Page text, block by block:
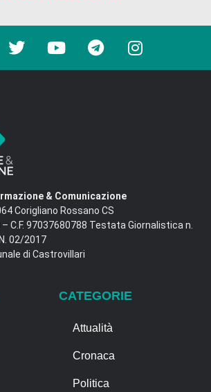
& Comunicazione
Corigliano Rossano CS
– C.F. 97037680788 Testata Giornalistica n.
02/2017
di Castrovillari
CATEGORIE
Attualità
Cronaca
Politica